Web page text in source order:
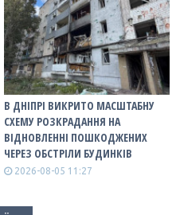
В ДНІПРІ ВИКРИТО МАСШТАБНУ
СХЕМУ РОЗКРАДАННЯ НА
ВІДНОВЛЕННІ ПОШКОДЖЕНИХ
ЧЕРЕЗ ОБСТРІЛИ БУДИНКІВ
2026-08-05 11:27